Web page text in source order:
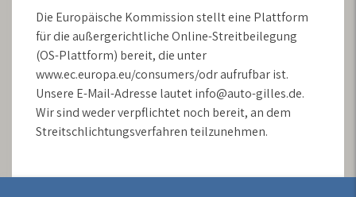
Die Europäische Kommission stellt eine Plattform
für die außergerichtliche Online-Streitbeilegung
(OS-Plattform) bereit, die unter
www.ec.europa.eu/consumers/odr aufrufbar ist.
Unsere E-Mail-Adresse lautet info@auto-gilles.de.
Wir sind weder verpflichtet noch bereit, an dem
Streitschlichtungsverfahren teilzunehmen.